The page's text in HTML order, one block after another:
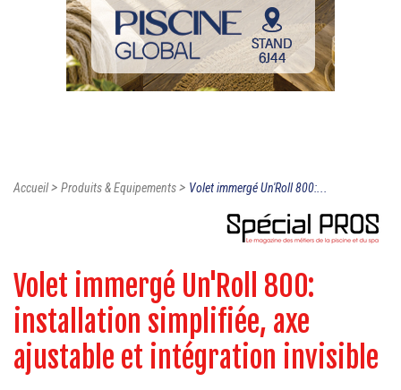
Accueil> Produits & Equipements> Volet immergé Un'Roll 800:...
Volet immergé Un'Roll 800:
installation simplifiée, axe
ajustable et intégration invisible